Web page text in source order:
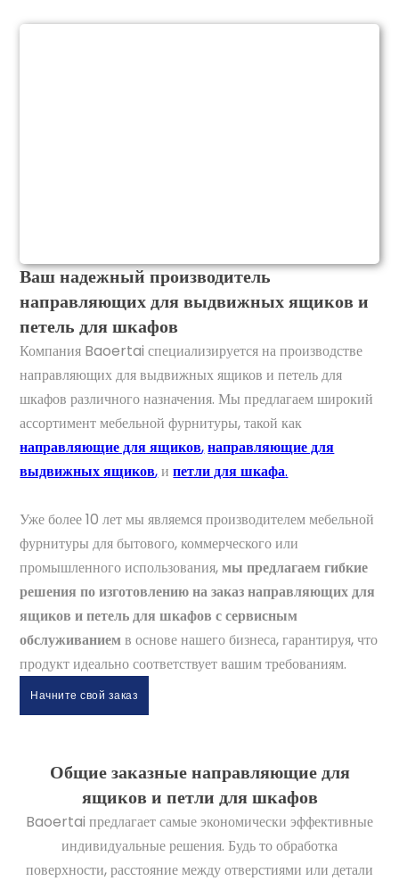
Ваш надежный производитель
направляющих для выдвижных ящиков и
петель для шкафов
Компания Baoertai специализируется на производстве
направляющих для выдвижных ящиков и петель для
шкафов различного назначения. Мы предлагаем широкий
ассортимент мебельной фурнитуры, такой как
направляющие для ящиков,направляющие для
выдвижных ящиков,и петли для шкафа.
Уже более 10 лет мы являемся производителем мебельной
фурнитуры для бытового, коммерческого или
промышленного использования,мы предлагаем гибкие
решения по изготовлению на заказ направляющих для
ящиков и петель для шкафов с сервисным
обслуживаниемв основе нашего бизнеса, гарантируя, что
продукт идеально соответствует вашим требованиям.
Начните свой заказ
Общие заказные направляющие для
ящиков и петли для шкафов
Baoertai предлагает самые экономически эффективные
индивидуальные решения. Будь то обработка
поверхности, расстояние между отверстиями или детали